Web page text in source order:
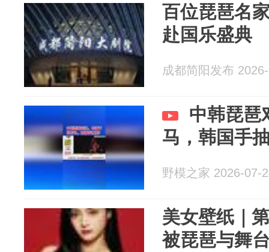
百位琵琶名
赴国乐盛典
成都简阳发布
中韩琵琶
马，韩国手
野模之家 2026-07-
美女壁纸｜
被琵琶与舞